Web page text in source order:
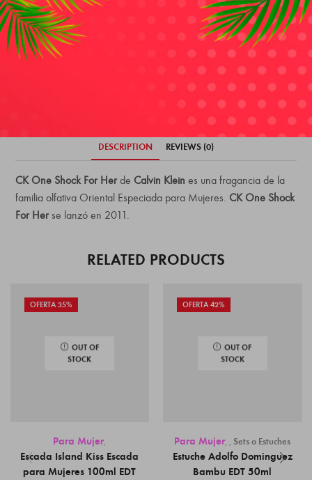
Despachamos a todo Chile, directo a tu puerta.
Productos 100% Originales y Precios más convenientes.
DESCRIPTION REVIEWS (0)
CK One Shock For Herde Calvin Klein es una fragancia de la
familia olfativa Oriental Especiada para Mujeres. CK One Shock
For Herse lanzó en 2011.
RELATED PRODUCTS
OFERTA 35%
OUT OF
STOCK
Para Mujer,
Escada Island Kiss Escada
para Mujeres 100ml EDT
OFERTA 42%
OUT OF
STOCK
Para Mujer, , Sets o Estuches
Estuche Adolfo Dominguez
Bambu EDT 50ml